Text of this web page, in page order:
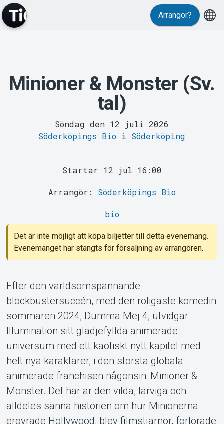
MyTickster
Support
Om Tickster
Arrangör?
Minioner & Monster (Sv.
tal)
Söndag den 12 juli 2026
Söderköpings Bio i Söderköping
Startar 12 jul 16:00
Arrangör: Söderköpings Bio
bio
Det är inte möjligt att köpa biljetter till detta evenemang.
Evenemanget har stängts för försäljning av arrangören.
Efter den världsomspännande
blockbustersuccén, med den roligaste komedin
sommaren 2024, Dumma Mej 4, utvidgar
Illumination sitt glädjefyllda animerade
universum med ett kaotiskt nytt kapitel med
helt nya karaktärer, i den största globala
animerade franchisen någonsin: Minioner &
Monster. Det här är den vilda, larviga och
alldeles sanna historien om hur Minionerna
erövrade Hollywood, blev filmstjärnor, förlorade